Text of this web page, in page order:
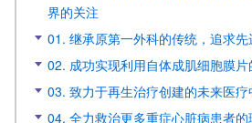
界的关注
01. 继承原第一外科的传统，追求先
02. 成功实现利用自体成肌细胞膜
03. 致力于再生治疗创建的未来医疗
04. 全力救治更多重症心脏病患者的